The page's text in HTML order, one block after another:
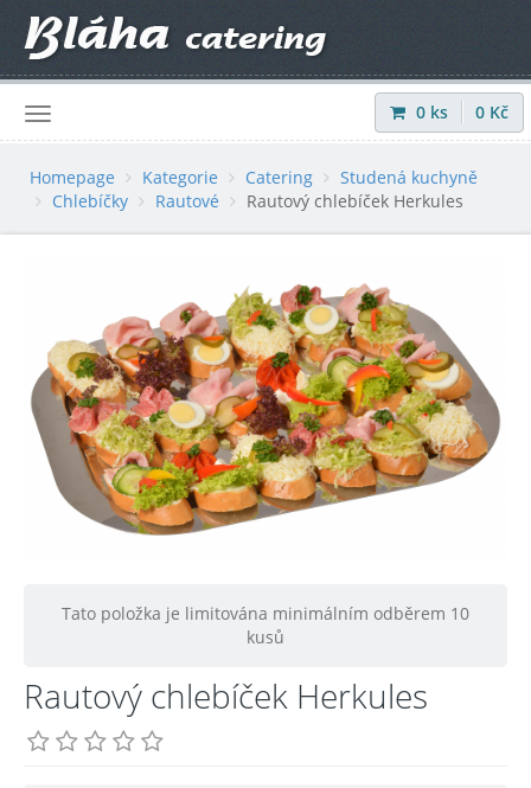
Přihlásit |Registrovat
0 ks 0 Kč
Homepage Kategorie Catering
Studená kuchyně
Chlebíčky
Rautové Rautový chlebíček Herkules
Tato položka je limitována minimálním odběrem 10
kusů
Rautový chlebíček Herkules